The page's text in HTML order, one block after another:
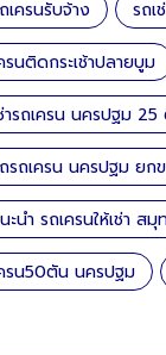
เครนรับจ้าง รถเ
รนติดกระเช้าปลายบูม
ารถเครน นครปฐม
รถเครน นครปฐม ย
ะนำ รถเครนให้เช่า สมุ
รน50ตัน นครปฐม